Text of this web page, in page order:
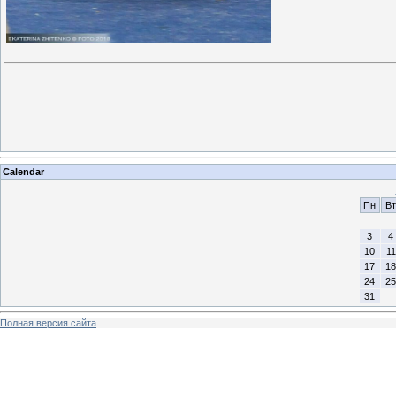
Calendar
Пн
Вт
3
4
10
11
17
18
24
25
31
Полная версия сайта